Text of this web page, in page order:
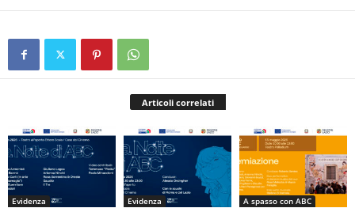
Articoli correlati
Evidenza Evidenza A spasso con ABC